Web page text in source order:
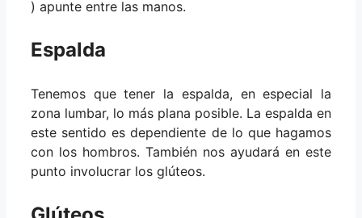
) apunte entre las manos.
Espalda
Tenemos que tener la espalda, en especial la
zona lumbar, lo más plana posible. La espalda en
este sentido es dependiente de lo que hagamos
con los hombros. También nos ayudará en este
punto involucrar los glúteos.